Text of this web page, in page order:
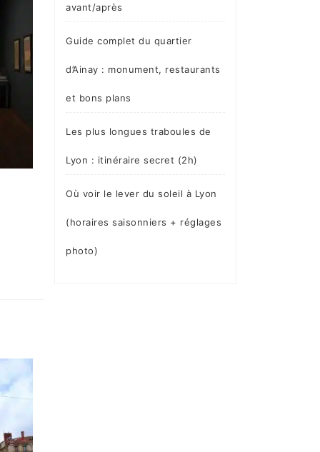
avant/après
Guide complet du quartier
d’Ainay : monument, restaurants
et bons plans
Les plus longues traboules de
Lyon : itinéraire secret (2h)
Où voir le lever du soleil à Lyon
(horaires saisonniers + réglages
photo)